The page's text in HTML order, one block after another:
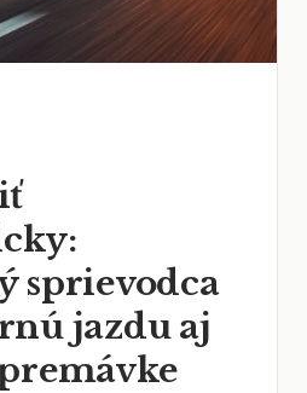
sprievodca
jazdu aj